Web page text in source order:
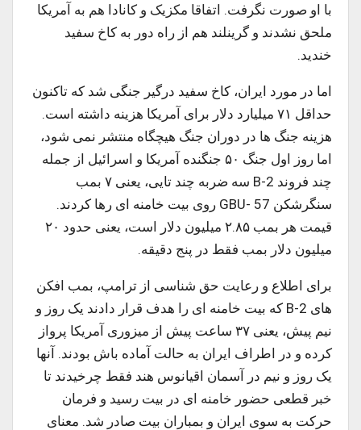
با او صورت نگرفت. اتفاقا مکزیک و کانادا هم به آمریکا
ملحق نشدند و گرینلند هم از راه دور به کاخ سفید
خندید.
اما در مورد ایران، کاخ سفید درگیر جنگی شد که تاکنون
حداقل ۷۱ میلیارد دلار برای آمریکا هزینه داشته است.
هزینه جنگ ها در دوران جنگ هیچگاه منتشر نمی شود،
اما روز اول جنگ ۵۰ جنگنده آمریکا و اسرائیل از جمله
چند فروند B-2 سه ضربه چند تایی، یعنی ۷ بمب
سنگرشکن GBU- 57 روی بیت خامنه ای رها کردند.
قیمت هر بمب ۲.۸۵ میلیون دلار است، یعنی حدود ۲۰
میلیون دلار بمب فقط در پنج دقیقه.
برای اطلاع و رعایت حق شناسی از ترامپ، بمب افکن
های B-2 که بیت خامنه ای را هدف قرار دادند یک روز و
نیم پیش، یعنی ۳۷ ساعت پیش از میزوری آمریکا پرواز
کرده و در اطراف ایران به حالت آماده باش بودند. آنها
یک روز و نیم در آسمان اقیانوس هند فقط چرخیدند تا
خبر قطعی حضور خامنه ای در بیت رسید و فرمان
حرکت به سوی ایران و بمباران بیت صادر شد. معنای